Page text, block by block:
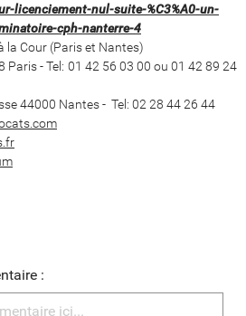
licenciement-nul-suite-%C3%A0-un-
cph-nanterre-4
la Cour (Paris et Nantes)
Paris - Tel: 01 42 56 03 00 ou 01 42 89 24
44000 Nantes - Tel: 02 28 44 26 44
: